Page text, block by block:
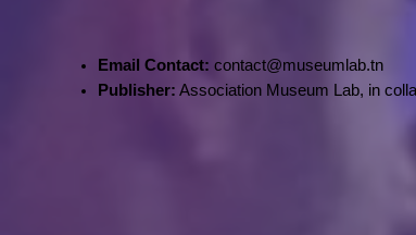
Email Contact: contact@museumlab.tn
Publisher: Association Museum Lab, in